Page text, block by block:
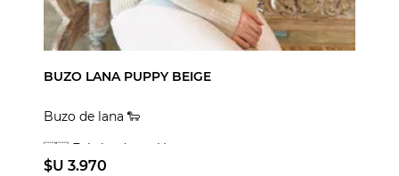
BUZO LANA PUPPY BEIGE
Buzo de lana 🐑
🇺🇾 Fabricado en Uruguay
$U 3.970